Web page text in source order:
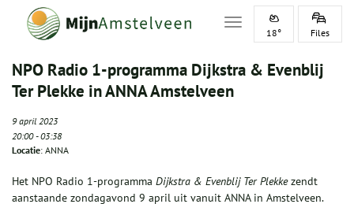
Toggle navigation
18° Files
NPO Radio 1-programma Dijkstra & Evenblij
Ter Plekke in ANNA Amstelveen
9 april 2023
20:00-03:38
Locatie: ANNA
Het NPO Radio 1-programma Dijkstra & Evenblij Ter Plekkezendt
aanstaande zondagavond 9 april uit vanuit ANNA in Amstelveen.